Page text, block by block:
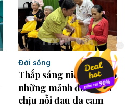
Đời sống
Thắp sáng niềm tin cho
những mảnh đời gánh
chịu nỗi đau da cam